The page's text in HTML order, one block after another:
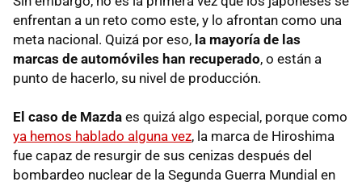
enfrentan a un reto como este, y lo afrontan como una
meta nacional. Quizá por eso, la mayoría de las
marcas de automóviles han recuperado, o están a
punto de hacerlo, su nivel de producción.
El caso de Mazda es quizá algo especial, porque como
ya hemos hablado alguna vez, la marca de Hiroshima
fue capaz de resurgir de sus cenizas después del
bombardeo nuclear de la Segunda Guerra Mundial en